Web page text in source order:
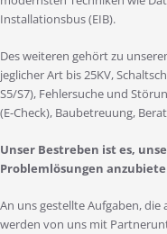
Installationsbus (EIB).
Des weiteren gehört zu
jeglicher Art bis 25KV,
S5/S7), Fehlersuche und
(E-Check), Baubetreuung,
Unser Bestreben ist es,
Problemlösungen
An uns gestellte Aufgaben,
werden von uns mit